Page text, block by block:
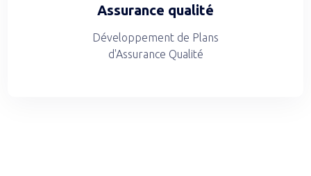
Assurance qualité
Développement de Plans
d'Assurance Qualité